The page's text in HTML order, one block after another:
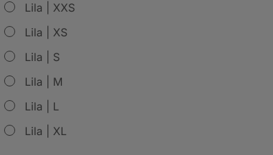
Lila | XXS
Lila | XS
Lila | S
Lila | M
Lila | L
Lila | XL